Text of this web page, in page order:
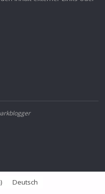
) Deutsch